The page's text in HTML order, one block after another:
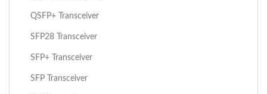
QSFP+ Transceiver
SFP28 Transceiver
SFP+ Transceiver
SFP Transceiver